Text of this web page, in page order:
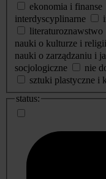
ekonomia i finanse
interdyscyplinarne
literaturoznawstwo
nauki o kulturze i religii
nauki o zarządzaniu i
socjologiczne
nie
sztuki plastyczne i
status: